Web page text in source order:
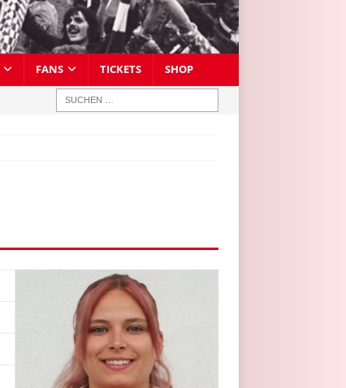
FANS TICKETS SHOP